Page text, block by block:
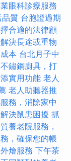
眼科診療服務
品質 台胞證過期
合適的法律顧
決長途或重物
本 台北月子中
鏽鋼廚具，打
實用功能 老人
老人助聽器推
務，消除家中
決鼠患困擾 抓
養老院服務，
，確保您的帳
燴服務 下午茶